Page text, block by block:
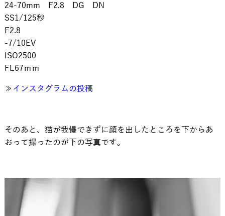
24-70mm F2.8 DG DN
SS1/125秒
F2.8
-7/10EV
ISO2500
FL67ｍｍ
≫ インスタグラムの投稿
そのあと、猫が我慢できずに顔を出したところを下からあ
おって撮ったのが下の写真です。